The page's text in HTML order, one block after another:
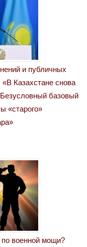
и публичных
Казахстане снова
базовый
«старого»
по военной мощи?